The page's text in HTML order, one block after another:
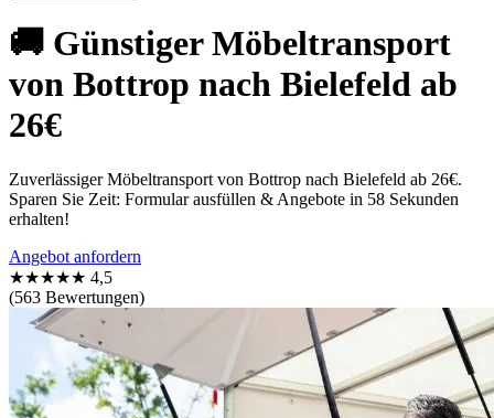
🚚 Günstiger Möbeltransport
von Bottrop nach Bielefeld ab
26€
Zuverlässiger Möbeltransport von Bottrop nach Bielefeld ab 26€.
Sparen Sie Zeit: Formular ausfüllen & Angebote in 58 Sekunden
erhalten!
Angebot anfordern
★★★★★ 4,5
(563 Bewertungen)